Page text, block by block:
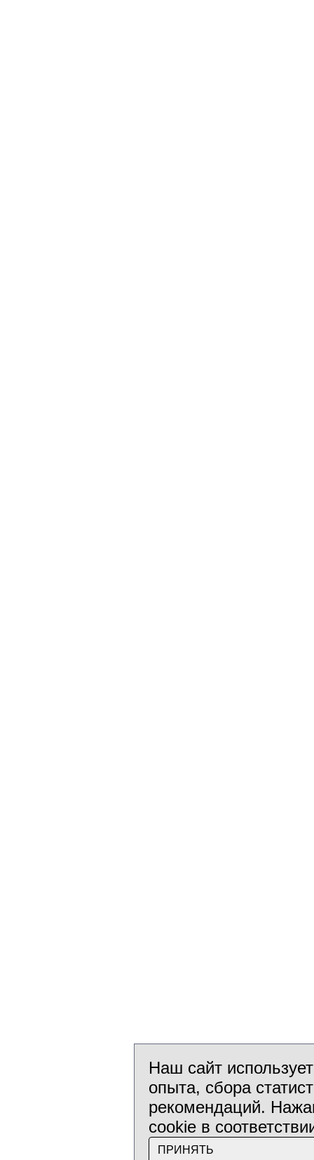
Наш сайт
опыта, сбора
рекомендаций.
cookie в
ПРИНЯТЬ